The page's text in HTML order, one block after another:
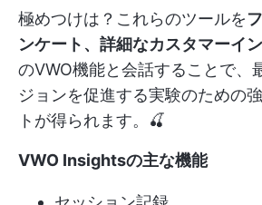
極めつけは？これらのツールを
ンケート、詳細なカスタマーイ
のVWO機能と会話することで、
ジョンを促進する実験のための
トが得られます。🍒
VWO Insightsの主な機能